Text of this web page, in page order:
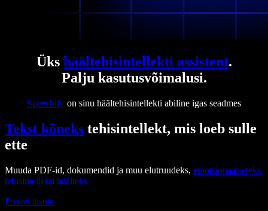
Üks häältehisintellekti assistent.
Palju kasutusvõimalusi.
Speechify on sinu häältehisintellekti abiline igas seadmes
Tekst kõneks tehisintellekt, mis loeb sulle
ette
Muuda PDF-id, dokumendid ja muu elutruudeks, emotsionaalseteks
tehisintellekti häälteks
Proovi tasuta